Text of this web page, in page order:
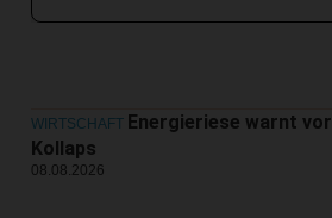
WIRTSCHAFT Energieriese warnt
Kollaps
08.08.2026